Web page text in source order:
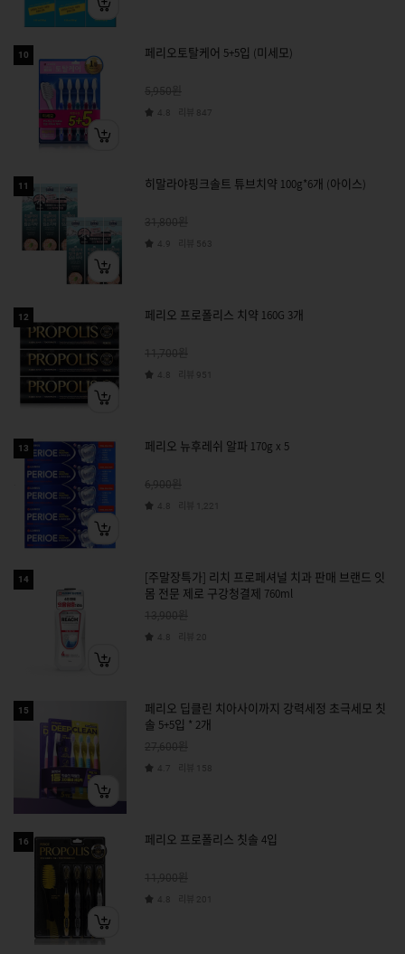
10 페리오토탈케어 5+5입 (미세모)
5,950원
4.8 847
11 히말라야핑크솔트 튜브치약 100g*6개 (아이스)
31,800원
4.9 563
12 페리오 프로폴리스 치약 160G 3개
11,700원
4.8 951
13 페리오 뉴후레쉬 알파 170g x 5
6,900원
4.8
14
[주말장특가] 리치 프로페셔널 치과 판매 브랜드 잇
몸 전문 제로 구강청결제 760ml
13,900원
4.8
15
페리오 딥클린 치아사이까지 강력세정 초극세모 칫
솔 5+5입 * 2개
27,600원
4.7 158
16 페리오 프로폴리스 칫솔 4입
11,900원
4.8